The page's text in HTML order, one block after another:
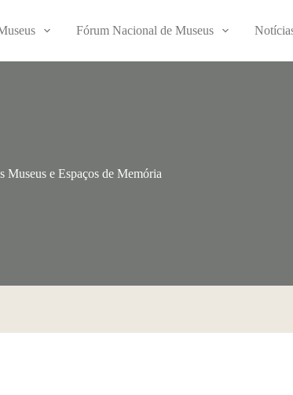
Fórum Nacional de Museus
Museus e Espaços de Memória